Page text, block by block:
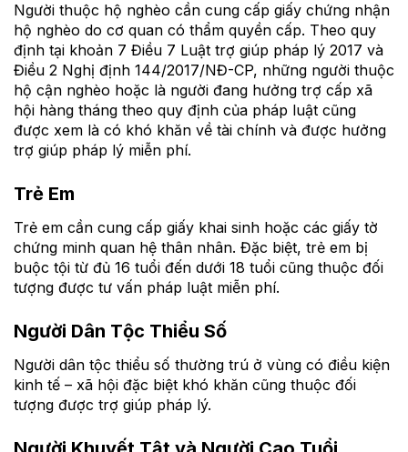
Người thuộc hộ nghèo cần cung cấp giấy chứng nhận
hộ nghèo do cơ quan có thẩm quyền cấp. Theo quy
định tại khoản 7 Điều 7 Luật trợ giúp pháp lý 2017 và
Điều 2 Nghị định 144/2017/NĐ-CP, những người thuộc
hộ cận nghèo hoặc là người đang hưởng trợ cấp xã
hội hàng tháng theo quy định của pháp luật cũng
được xem là có khó khăn về tài chính và được hưởng
trợ giúp pháp lý miễn phí.
Trẻ Em
Trẻ em cần cung cấp giấy khai sinh hoặc các giấy tờ
chứng minh quan hệ thân nhân. Đặc biệt, trẻ em bị
buộc tội từ đủ 16 tuổi đến dưới 18 tuổi cũng thuộc đối
tượng được tư vấn pháp luật miễn phí.
Người Dân Tộc Thiểu Số
Người dân tộc thiểu số thường trú ở vùng có điều kiện
kinh tế – xã hội đặc biệt khó khăn cũng thuộc đối
tượng được trợ giúp pháp lý.